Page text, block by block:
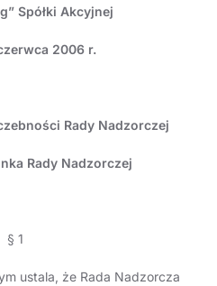
Spółki Akcyjnej
2006 r.
Rady Nadzorczej
Rady Nadzorczej
§ 1
ustala, że Rada Nadzorcza